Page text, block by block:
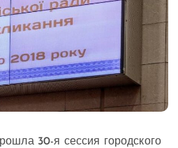
30-я сессия городского